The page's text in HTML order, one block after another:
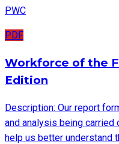
PWC
PDF
Workforce of the
Edition
Description: Our report
and analysis being carried
help us better understand